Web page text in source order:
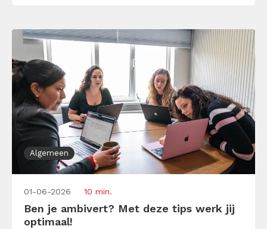
Algemeen
01-06-2026 10 min.
Ben je ambivert? Met deze tips werk jij
optimaal!